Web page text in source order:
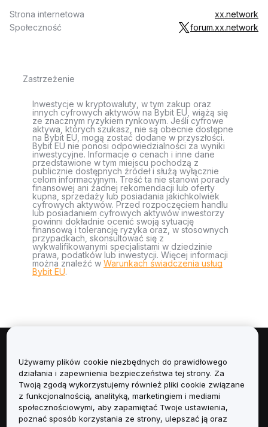
Strona internetowa
xx.network
Społeczność
forum.xx.network
Zastrzeżenie
Inwestycje w kryptowaluty, w tym zakup oraz
innych cyfrowych aktywów na Bybit EU, wiążą się
ze znacznym ryzykiem rynkowym. Jeśli cyfrowe
aktywa, których szukasz, nie są obecnie dostępne
na Bybit EU, mogą zostać dodane w przyszłości.
Bybit EU nie ponosi odpowiedzialności za wyniki
inwestycyjne. Informacje o cenach i inne dane
przedstawione w tym miejscu pochodzą z
publicznie dostępnych źródeł i służą wyłącznie
celom informacyjnym. Treść ta nie stanowi porady
finansowej ani żadnej rekomendacji lub oferty
kupna, sprzedaży lub posiadania jakichkolwiek
cyfrowych aktywów. Przed rozpoczęciem handlu
lub posiadaniem cyfrowych aktywów inwestorzy
powinni dokładnie ocenić swoją sytuację
finansową i tolerancję ryzyka oraz, w stosownych
przypadkach, skonsultować się z
wykwalifikowanymi specjalistami w dziedzinie
prawa, podatków lub inwestycji. Więcej informacji
można znaleźć w Warunkach świadczenia usług
Bybit EU.
Informacje
Usługi
Obsługa Klienta
Używamy plików cookie niezbędnych do prawidłowego
działania i zapewnienia bezpieczeństwa tej strony. Za
Twoją zgodą wykorzystujemy również pliki cookie związane
z funkcjonalnością, analityką, marketingiem i mediami
społecznościowymi, aby zapamiętać Twoje ustawienia,
poznać sposób korzystania ze strony, ulepszać ją oraz